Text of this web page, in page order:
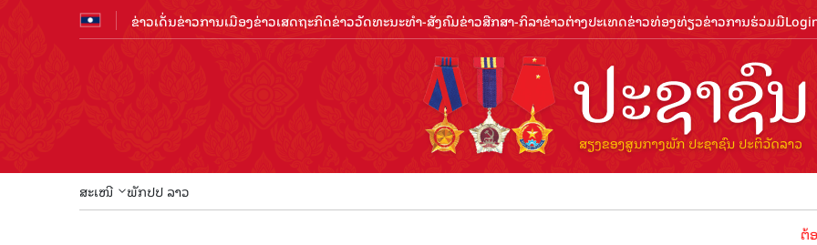
ຂ່າວເດັ່ນຂ່າວການເມືອງຂ່າວເສດຖະກິດຂ່າວວັດທະນະທຳ-ສັງຄົມຂ່າວສືກສາ-ກິລາຂ່າວຕ່າງປະເທດຂ່າວທ່ອງທ່ຽວຂ່າວການຮ່ວມມື
ສະເໜີ ພັກປປ ລາວ
ຕ້ອນຮັບປີ